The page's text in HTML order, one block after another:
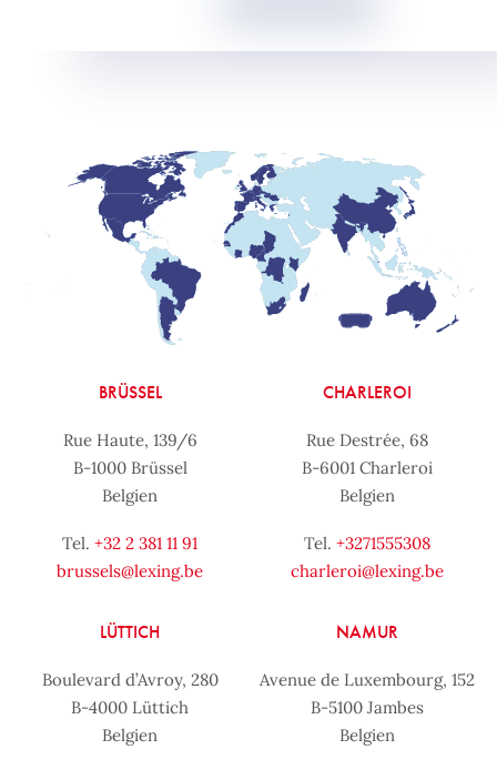
BRÜSSEL
Rue Haute, 139/6
B-1000 Brüssel
Belgien
Tel. +32 2 381 11 91
brussels@lexing.be
CHARLEROI
Rue Destrée, 68
B-6001 Charleroi
Belgien
Tel. +3271555308
charleroi@lexing.be
LÜTTICH
Boulevard d’Avroy, 280
B-4000 Lüttich
Belgien
NAMUR
Avenue de Luxembourg, 152
B-5100 Jambes
Belgien